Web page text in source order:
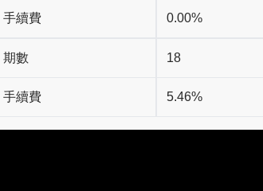
手續費 0.00%
期數
手續費
18
5.46%